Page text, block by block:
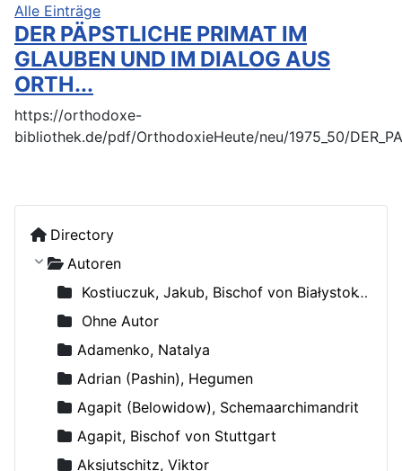
Directory
Autoren
Kostiuczuk, Jakub, Bischof von Białystok und Gdańsk
Ohne Autor
Adamenko, Natalya
Adrian (Pashin), Hegumen
Agapit (Belowidow), Schemaarchimandrit
Agapit, Bischof von Stuttgart
Aksjutschitz, Viktor
Alle Einträge
DER PÄPSTLICHE PRIMAT IM
GLAUBEN UND IM DIALOG AUS
ORTH...
https://orthodoxe-
bibliothek.de/pdf/OrthodoxieHeute/neu/1975_50/